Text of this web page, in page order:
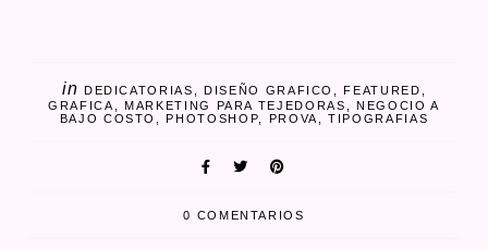
in DEDICATORIAS DISEÑO GRAFICO
FEATURED
GRAFICA
MARKETING PARA TEJEDORAS
NEGOCIO A
BAJO COSTO
PHOTOSHOP PROVA TIPOGRAFIAS
0 COMENTARIOS